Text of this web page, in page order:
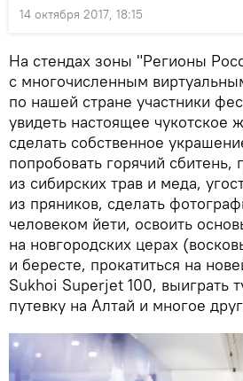
14 октября 2017, 18:15
На стендах зоны "Регионы
с многочисленным
по нашей стране участники
увидеть настоящее чукотское
сделать собственное
попробовать горячий сбитень,
из сибирских трав и меда,
из пряников, сделать
человеком йети, освоить
на новгородских церах
и бересте, прокатиться на
Sukhoi Superjet 100, выиграть
путевку на Алтай и многое